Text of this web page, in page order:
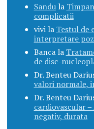
Sandula
complicatii
vivila Testul de
interpretare
Bancala
de disc-
Dr. Benteu
valori normale,
Dr. Benteu
cardiovascular
negativ, durata